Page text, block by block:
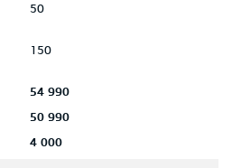
50
150
54 990
50 990
4 000